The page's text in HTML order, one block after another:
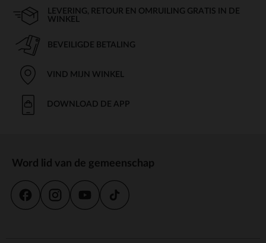
LEVERING, RETOUR EN OMRUILING GRATIS IN DE
WINKEL
BEVEILIGDE BETALING
VIND MIJN WINKEL
DOWNLOAD DE APP
Word lid van de gemeenschap